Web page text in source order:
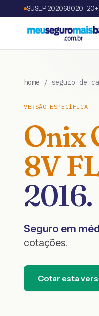
SUSEP 202068020 ·
home / seguro de
VERSÃO ESPECÍFICA
Onix
8V
2016.
Seguro em
cotações.
Cotar esta